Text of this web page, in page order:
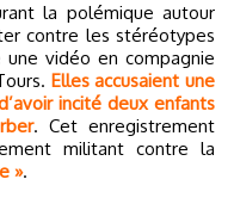
la polémique autour
contre les stéréotypes
une vidéo en compagnie
Elles accusaient une
incité deux enfants
. Cet enregistrement
militant contre la
».